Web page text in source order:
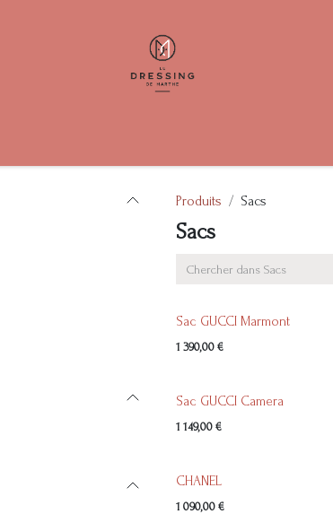
Produits Sacs
Sacs
Sac GUCCI Marmont
1 390,00 €
Sac GUCCI Camera
1 149,00 €
CHANEL
1 090,00 €